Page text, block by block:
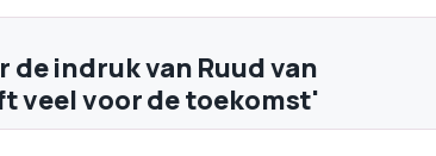
de indruk van Ruud van
veel voor de toekomst'